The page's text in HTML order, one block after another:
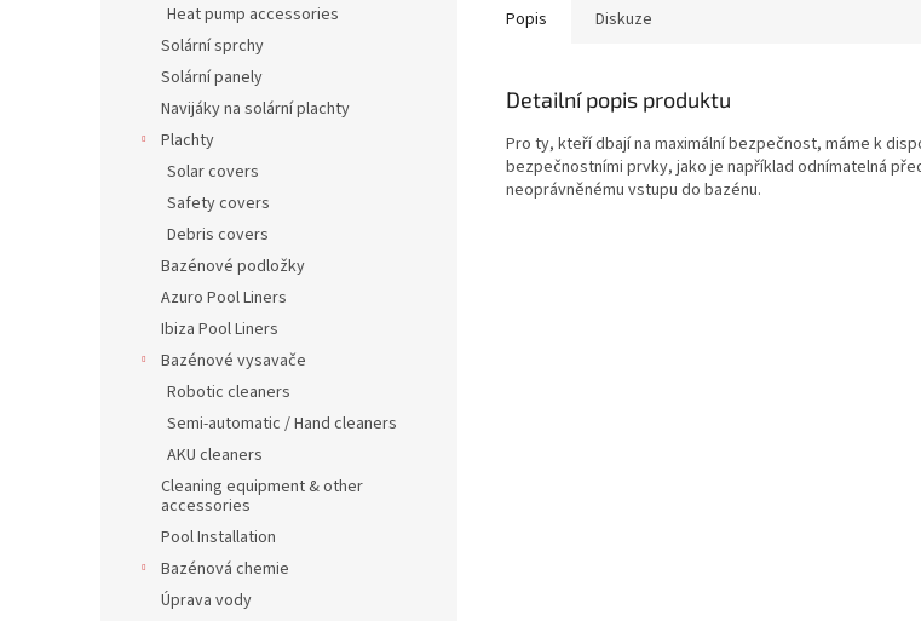
Heat pump accessories
Solární sprchy
Solární panely
Navijáky na solární plachty
Plachty
Solar covers
Safety covers
Debris covers
Bazénové podložky
Azuro Pool Liners
Ibiza Pool Liners
Bazénové vysavače
Robotic cleaners
Semi-automatic / Hand cleaners
AKU cleaners
Cleaning equipment & other
accessories
Pool Installation
Bazénová chemie
Úprava vody
Popis Diskuze
Detailní popis produktu
Pro ty, kteří dbají na maximální bezpečnost, máme k
bezpečnostními prvky, jako je například odnímatelná
neoprávněnému vstupu do bazénu.